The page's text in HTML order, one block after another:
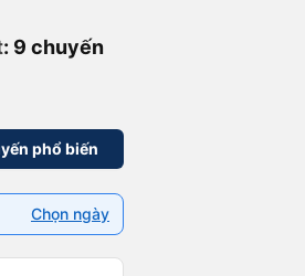
: 9 chuyến
phổ biến
Chọn ngày